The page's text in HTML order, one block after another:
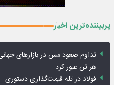
پربیننده‌ترین اخبار
هر تن عبور کرد
فولاد در تله قیمت‌گذاری دستوری